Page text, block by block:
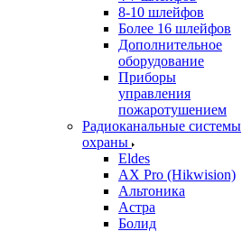
8-10 шлейфов
Более 16 шлейфов
Дополнительное
оборудование
Приборы
управления
пожаротушением
Радиоканальные системы
охраны
Eldes
AX Pro (Hikwision)
Альтоника
Астра
Болид